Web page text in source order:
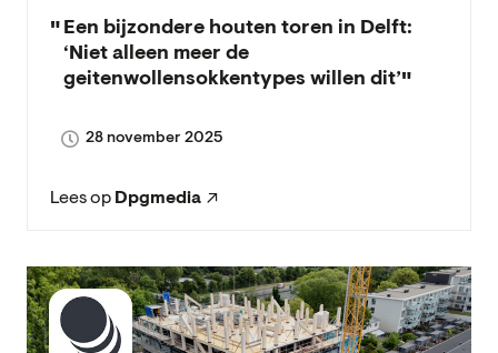
Een bijzondere houten toren in Delft:
‘Niet alleen meer de
geitenwollensokkentypes willen dit’
28 november 2025
Lees op Dpgmedia